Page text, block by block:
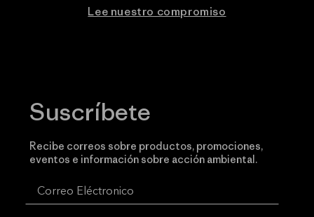
Lee nuestro compromiso
Suscríbete
Recibe correos sobre productos, promociones,
eventos e información sobre acción ambiental.